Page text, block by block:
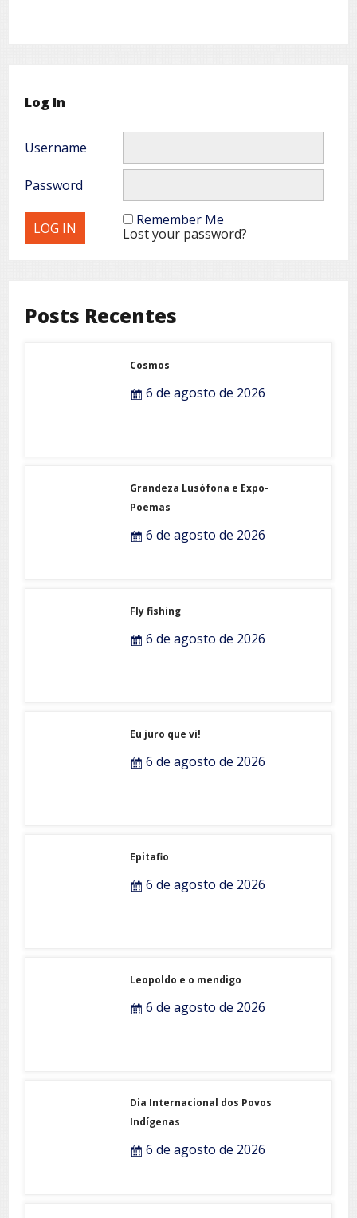
Log In
Username
Password
Remember Me
Lost your password?
Posts Recentes
Cosmos
6 de agosto de 2026
Grandeza Lusófona e Expo-
Poemas
6 de agosto de 2026
Fly fishing
6 de agosto de 2026
Eu juro que vi!
6 de agosto de 2026
Epitafio
6 de agosto de 2026
Leopoldo e o mendigo
6 de agosto de 2026
Dia Internacional dos Povos
Indígenas
6 de agosto de 2026